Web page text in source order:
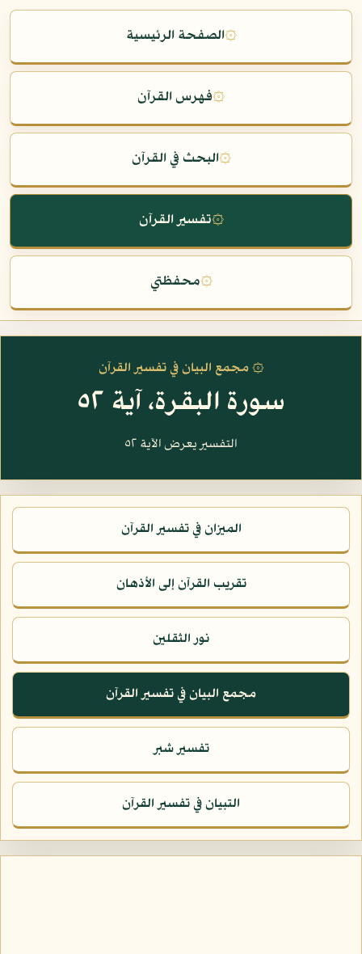
۞الصفحة الرئيسية
۞فهرس القرآن
۞البحث في القرآن
۞تفسير القرآن
۞محفظتي
۞ مجمع البيان في تفسير القرآن
سورة البقرة، آية ٥٢
التفسير يعرض الآية ٥٢
الميزان في تفسير القرآن
تقريب القرآن إلى الأذهان
نور الثقلين
مجمع البيان في تفسير القرآن
تفسير شبر
التبيان في تفسير القرآن